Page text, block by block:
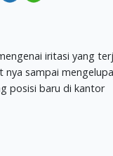
iritasi yang
sampai
posisi baru di kantor